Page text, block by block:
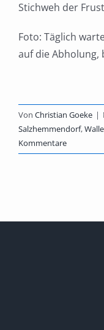
Stichweh der
Foto: Täglich
auf die Abholung,
Von Christian Goeke |
Salzhemmendorf,
Kommentare